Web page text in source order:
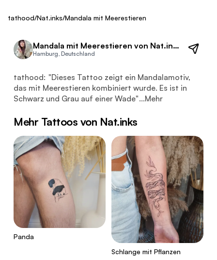
tathood/Nat.inks/Mandala mit Meerestieren
Mandala mit Meerestieren von Nat.inks
Hamburg, Deutschland
Dieses Tattoo zeigt ein Mandalamotiv, das mit
tathood: "Dieses Tattoo zeigt ein Mandalamotiv,
das mit Meerestieren kombiniert wurde. Es ist in
Schwarz und Grau auf einer Wade"...Mehr
Mehr Tattoos von Nat.inks
Panda
Schlange mit Pflanzen